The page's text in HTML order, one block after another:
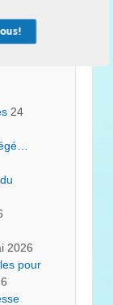
24
2026
pour